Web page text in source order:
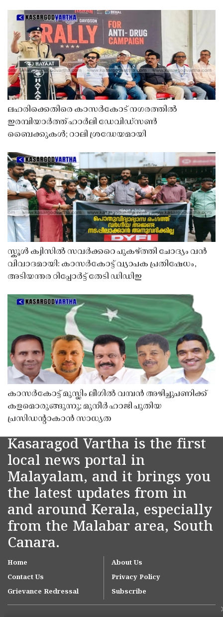
ലഹരിക്കെതിരെ കാസർകോട് നഗരത്തിൽ
ഇരമ്പിയാർത്ത് ഹാർലി ഡേവിഡ്‌സൺ
ബൈക്കുകൾ; റാലി ശ്രദ്ധേയമായി
സ്കൂൾ ക്വിസിൽ സവർക്കറെ പുകഴ്ത്തി ചോദ്യം വൻ
വിവാദമായി: കാസർകോട്ട് വ്യാപക പ്രതിഷേധം,
അടിയന്തര റിപ്പോർട്ട് തേടി ഡിഡിഇ
കാസർകോട്ട് മുസ്ലിം ലീഗിൽ വമ്പൻ അഴിച്ചുപണിക്ക്
കളമൊരുങ്ങുന്നു; മുനീർ ഹാജി പുതിയ
പ്രസിഡൻ്റാകാൻ സാധ്യത
Kasaragod Vartha is the first
local news portal in
Malayalam, and it brings you
the latest updates from in
and around Kerala, especially
from the Malabar area, South
Canara.
Home
About Us
Contact Us
Privacy Policy
Grievance Redressal
Subscribe